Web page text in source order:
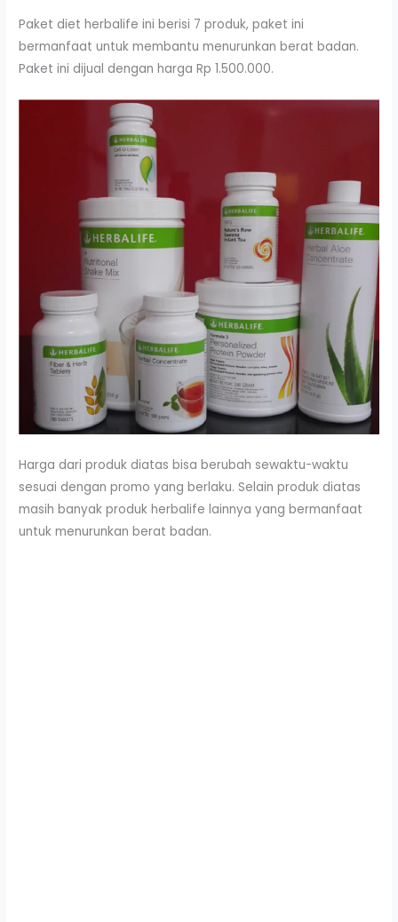
Paket diet herbalife ini berisi 7 produk, paket ini
bermanfaat untuk membantu menurunkan berat badan.
Paket ini dijual dengan harga Rp 1.500.000.
Harga dari produk diatas bisa berubah sewaktu-waktu
sesuai dengan promo yang berlaku. Selain produk diatas
masih banyak produk herbalife lainnya yang bermanfaat
untuk menurunkan berat badan.